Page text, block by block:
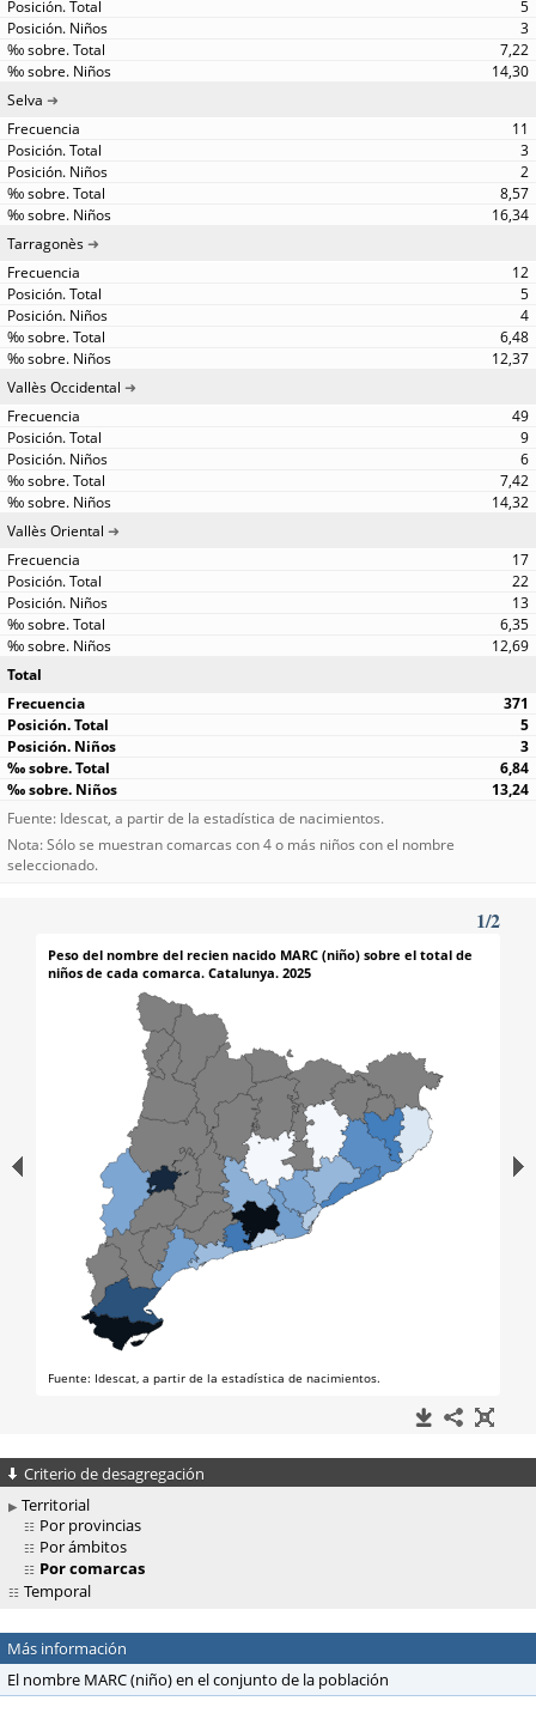
5
3
7,22
14,30
Selva
11
3
2
8,57
16,34
Tarragonès
12
5
4
6,48
12,37
Vallès Occidental
49
9
6
7,42
14,32
Vallès Oriental
17
22
13
6,35
12,69
Total
371
5
3
6,84
13,24
Fuente: Idescat, a partir de la estadística de nacimientos.
Nota: Sólo se muestran comarcas con 4 o más niños con el nombre
seleccionado.
Criterio de desagregación
Territorial
Por provincias
Por ámbitos
Por comarcas
Temporal
Más información
El nombre MARC (niño) en el conjunto de la población